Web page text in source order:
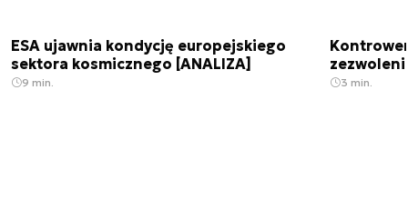
ESA ujawnia kondycję europejskiego
sektora kosmicznego [ANALIZA]
9 min. 3 min.